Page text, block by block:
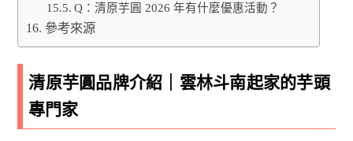
Q：清原芋圓 2026 年有什麼優惠活動？
參考來源
清原芋圓品牌介紹｜雲林斗南起家的芋頭
專門家